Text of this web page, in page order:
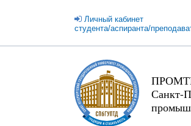
Личный кабинет
студента/аспиранта/
Санкт-